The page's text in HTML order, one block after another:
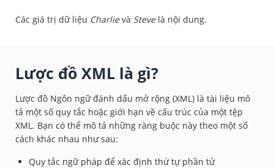
Các giá trị dữ liệu Charlievà Steve là nội dung.
Lược đồ XML là gì?
Lược đồ Ngôn ngữ đánh dấu mở rộng (XML) là tài liệu mô
tả một số quy tắc hoặc giới hạn về cấu trúc của một tệp
XML. Bạn có thể mô tả những ràng buộc này theo một số
cách khác nhau như sau:
Quy tắc ngữ pháp để xác định thứ tự phần tử